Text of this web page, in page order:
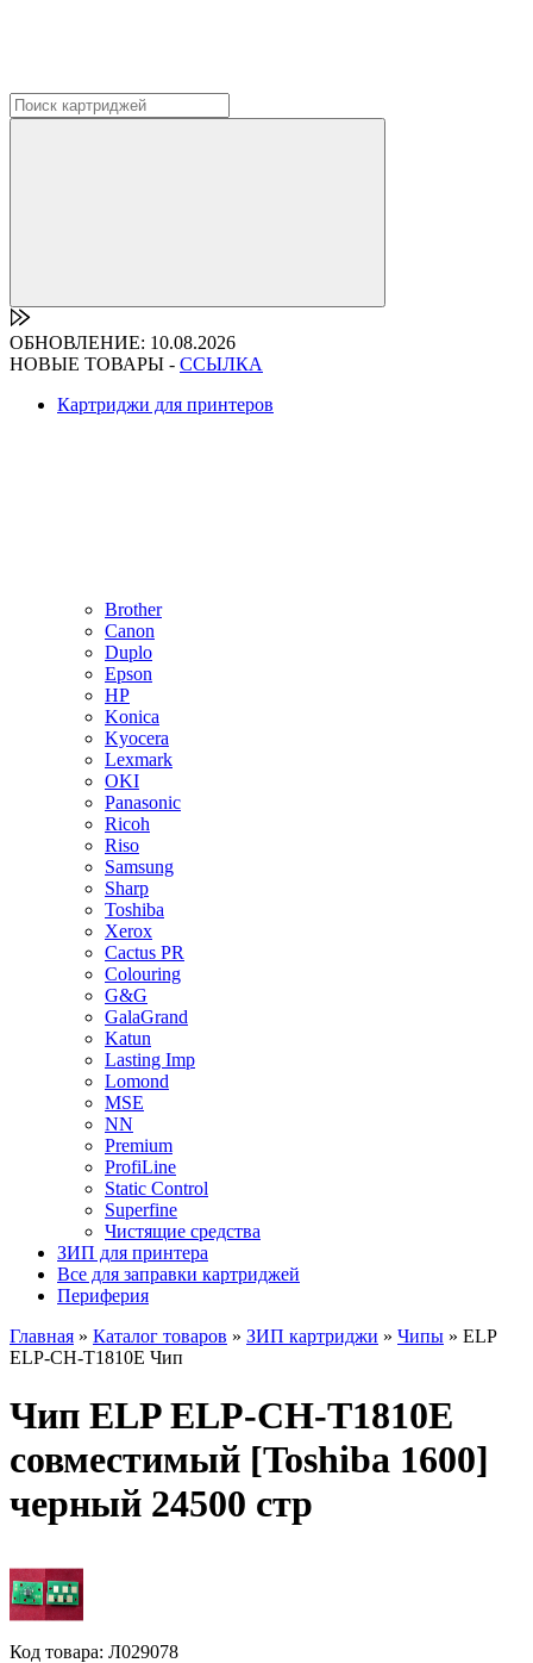
ОБНОВЛЕНИЕ: 10.08.2026
НОВЫЕ ТОВАРЫ - ССЫЛКА
Картриджи для принтеров
Brother
Canon
Duplo
Epson
HP
Konica
Kyocera
Lexmark
OKI
Panasonic
Ricoh
Riso
Samsung
Sharp
Toshiba
Xerox
Cactus PR
Colouring
G&G
GalaGrand
Katun
Lasting Imp
Lomond
MSE
NN
Premium
ProfiLine
Static Control
Superfine
Чистящие средства
ЗИП для принтера
Все для заправки картриджей
Периферия
Главная » Каталог товаров » ЗИП картриджи » Чипы » ELP
ELP-CH-T1810E Чип
Чип ELP ELP-CH-T1810E
совместимый [Toshiba 1600]
черный 24500 стр
Код товара: Л029078